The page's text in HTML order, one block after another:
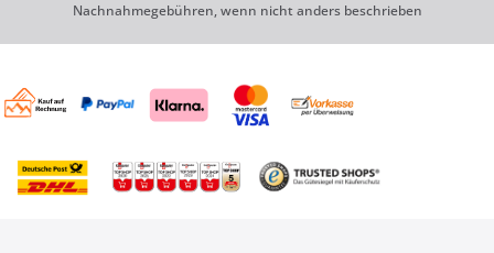
Nachnahmegebühren, wenn nicht anders beschrieben